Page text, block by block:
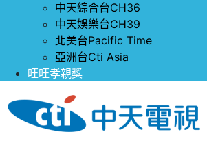
中天綜合台CH36
中天娛樂台CH39
北美台Pacific Time
亞洲台Cti Asia
旺旺孝親獎